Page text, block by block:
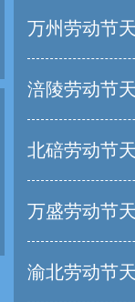
万州劳动节
涪陵劳动节
北碚劳动节
万盛劳动节
渝北劳动节